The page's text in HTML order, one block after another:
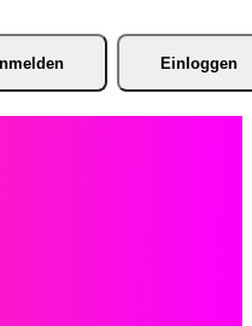
Einloggen